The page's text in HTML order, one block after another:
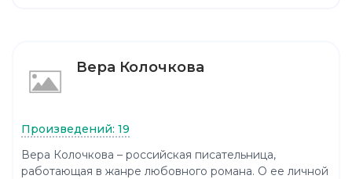
Вера Колочкова
Произведений: 19
Вера Колочкова – российская писательница,
работающая в жанре любовного романа. О ее личной